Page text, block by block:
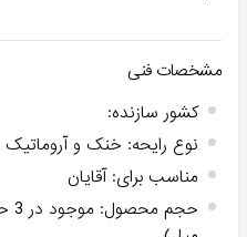
مشخصات فنی
کشور سازنده:
نوع رایحه: خنک و آروماتیک
مناسب برای:آقایان
حجم محصول: